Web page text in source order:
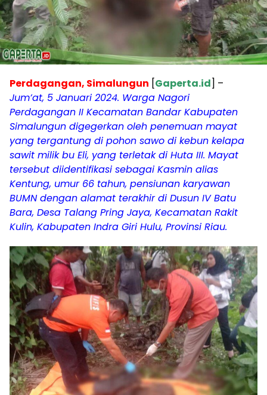
Perdagangan, Simalungun [Gaperta.id] –
Jum’at, 5 Januari 2024. Warga Nagori
Perdagangan II Kecamatan Bandar Kabupaten
Simalungun digegerkan oleh penemuan mayat
yang tergantung di pohon sawo di kebun kelapa
sawit milik bu Eli, yang terletak di Huta III. Mayat
tersebut diidentifikasi sebagai Kasmin alias
Kentung, umur 66 tahun, pensiunan karyawan
BUMN dengan alamat terakhir di Dusun IV Batu
Bara, Desa Talang Pring Jaya, Kecamatan Rakit
Kulin, Kabupaten Indra Giri Hulu, Provinsi Riau.